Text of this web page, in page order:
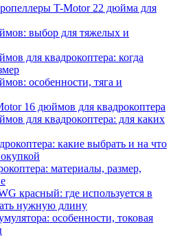
T-Motor 22 дюйма для
выбор для тяжелых и
для квадрокоптера: когда
особенности, тяга и
16 дюймов для квадрокоптера
для квадрокоптера: для каких
какие выбрать и на что
материалы, размер,
красный: где используется в
нужную длину
особенности, токовая